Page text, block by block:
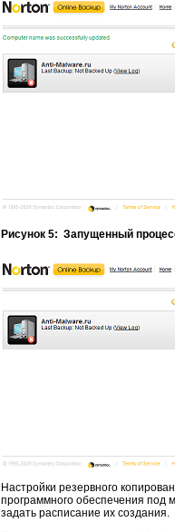
Рисунок 5: Запущенный
Настройки резервного
программного обеспечения под
задать расписание их создания.